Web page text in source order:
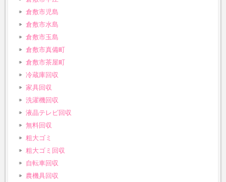
倉敷市児島
倉敷市水島
倉敷市玉島
倉敷市真備町
倉敷市茶屋町
冷蔵庫回収
家具回収
洗濯機回収
液晶テレビ回収
無料回収
粗大ゴミ
粗大ゴミ回収
自転車回収
農機具回収